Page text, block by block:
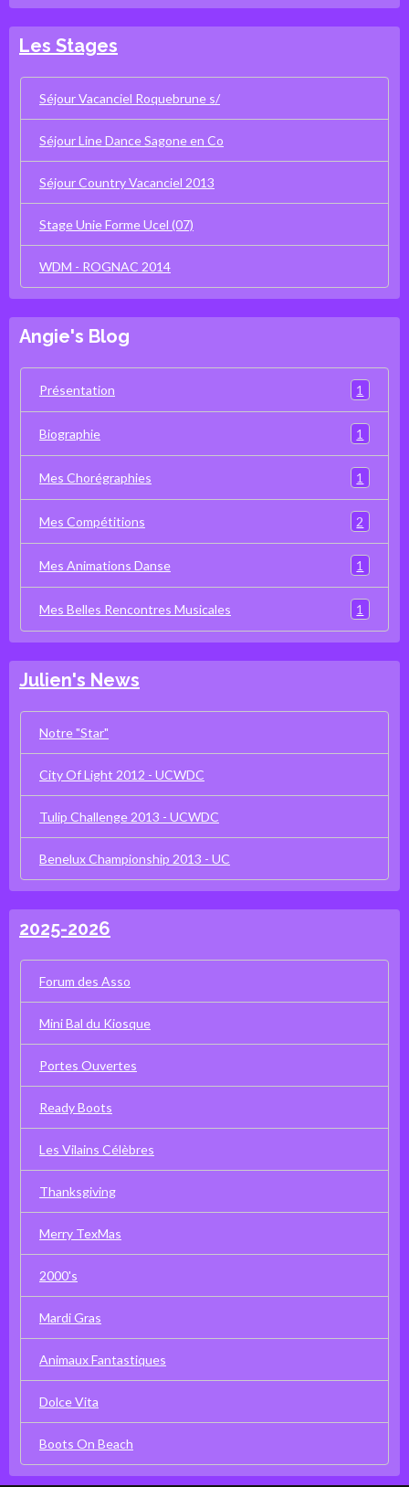
Les Stages
Séjour Vacanciel Roquebrune s/
Séjour Line Dance Sagone en Co
Séjour Country Vacanciel 2013
Stage Unie Forme Ucel (07)
WDM - ROGNAC 2014
Angie's Blog
Présentation 1
Biographie 1
Mes Chorégraphies 1
Mes Compétitions 2
Mes Animations Danse 1
Mes Belles Rencontres Musicales 1
Julien's News
Notre "Star"
City Of Light 2012 - UCWDC
Tulip Challenge 2013 - UCWDC
Benelux Championship 2013 - UC
2025-2026
Forum des Asso
Mini Bal du Kiosque
Portes Ouvertes
Ready Boots
Les Vilains Célèbres
Thanksgiving
Merry TexMas
2000's
Mardi Gras
Animaux Fantastiques
Dolce Vita
Boots On Beach